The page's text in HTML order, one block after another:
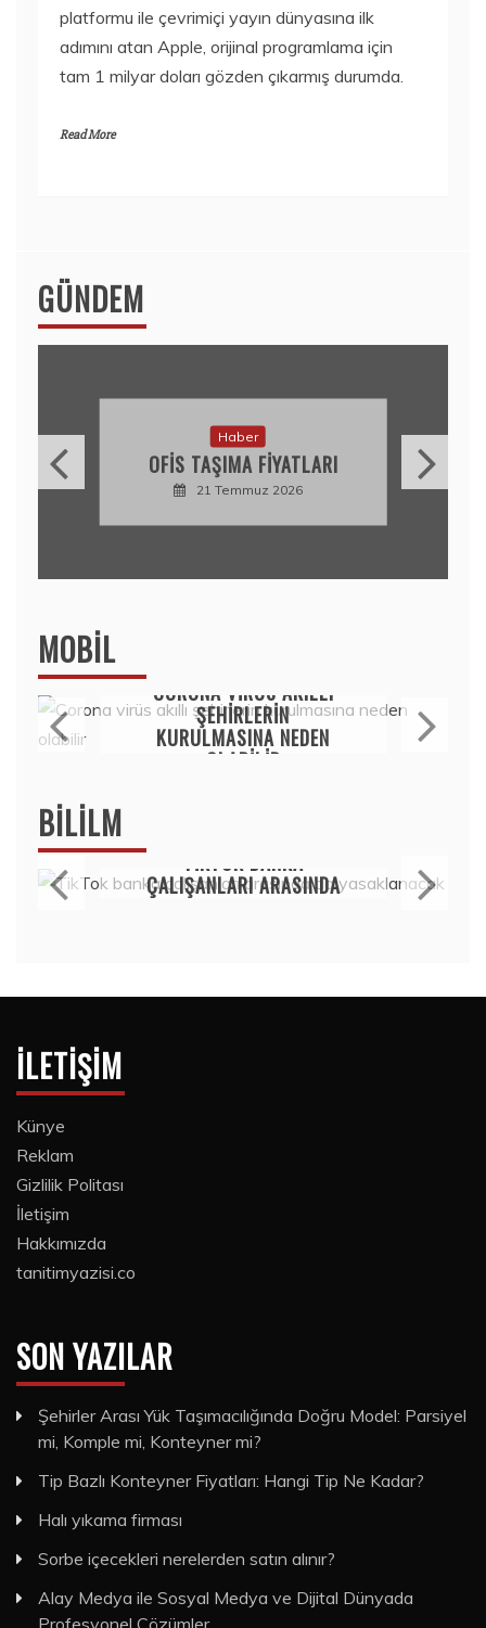
platformu ile çevrimiçi yayın dünyasına ilk
adımını atan Apple, orijinal programlama için
tam 1 milyar doları gözden çıkarmış durumda.
Read More
GÜNDEM
Haber
OFIS TAŞIMA FIYATLARI
21 Temmuz 2026
MOBIL
CORONA VIRÜS AKILLI
ŞEHIRLERIN
KURULMASINA NEDEN
OLABILIR
BILILM
TIKTOK BANKA
ÇALIŞANLARI ARASINDA
DA YASAKLANACAK
İLETIŞIM
Künye
Reklam
Gizlilik Politası
İletişim
Hakkımızda
tanitimyazisi.co
SON YAZILAR
Şehirler Arası Yük Taşımacılığında Doğru Model: Parsiyel
mi, Komple mi, Konteyner mi?
Tip Bazlı Konteyner Fiyatları: Hangi Tip Ne Kadar?
Halı yıkama firması
Sorbe içecekleri nerelerden satın alınır?
Alay Medya ile Sosyal Medya ve Dijital Dünyada
Profesyonel Çözümler